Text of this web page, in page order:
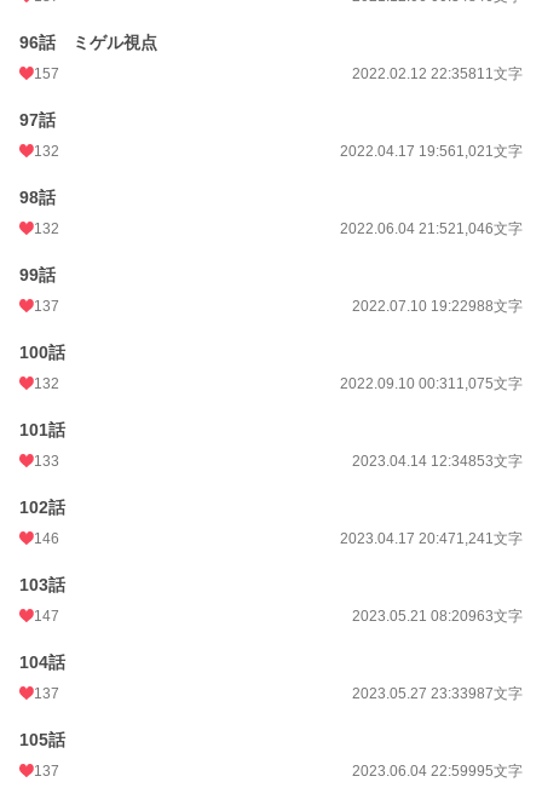
96話 ミゲル視点
157 2022.02.12 22:35811文字
97話
132 2022.04.17 19:561,021文字
98話
132 2022.06.04 21:521,046文字
99話
137 2022.07.10 19:22988文字
100話
132 2022.09.10 00:311,075文字
101話
133 2023.04.14 12:34853文字
102話
146 2023.04.17 20:471,241文字
103話
147 2023.05.21 08:20963文字
104話
137 2023.05.27 23:33987文字
105話
137 2023.06.04 22:59995文字